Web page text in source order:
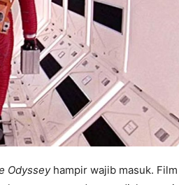
Odysseyhampir wajib masuk. Film